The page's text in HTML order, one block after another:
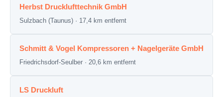
Herbst Drucklufttechnik GmbH
Sulzbach (Taunus) · 17,4 km entfernt
Schmitt & Vogel Kompressoren + Nagelgeräte GmbH
Friedrichsdorf-Seulber · 20,6 km entfernt
LS Druckluft